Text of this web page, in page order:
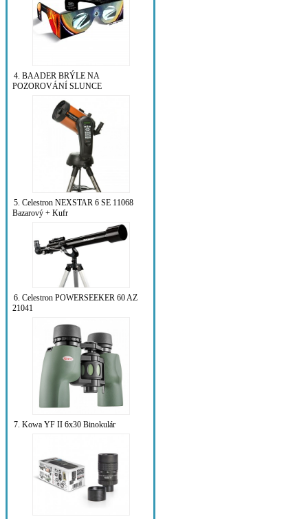
4. BAADER BRÝLE NA
POZOROVÁNÍ SLUNCE
5. Celestron NEXSTAR 6 SE 11068
Bazarový + Kufr
6. Celestron POWERSEEKER 60 AZ
21041
7. Kowa YF II 6x30 Binokulár